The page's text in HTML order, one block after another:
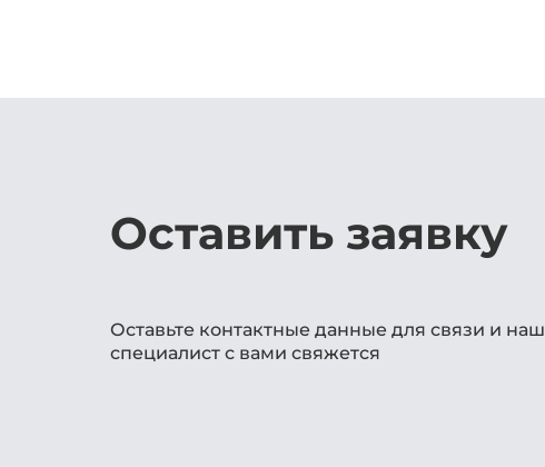
Оставить заявку
Оставьте контактные данные для связи и наш
специалист с вами свяжется